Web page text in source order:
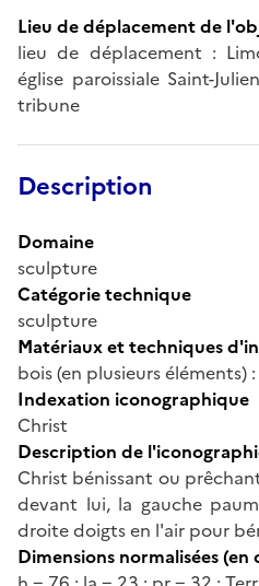
Lieu de déplacement de
lieu de déplacement :
église paroissiale Saint-
tribune
Description
Domaine
sculpture
Catégorie technique
sculpture
Matériaux et techniques
bois (en plusieurs éléments)
Indexation iconographique
Christ
Description de
Christ bénissant ou
devant lui, la gauche
droite doigts en l'air pour
Dimensions normalisées (en